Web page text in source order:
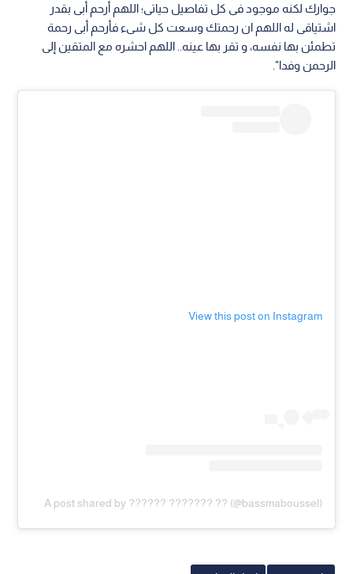
جوارك لكنه موجود فى كل تفاصيل حياتى؛ اللهم أرحم أبى بقدر
اشتياقى له اللهم ان رحمتك وسعت كل شىء فأرحم أبى رحمة
تطمئن بها نفسه، و تقر بها عينه.. اللهم احشره مع المتقين إلى
الرحمن وفدا".
View this post on Instagram
A post shared by ?????? ??????? ?? (@bassmaboussel)